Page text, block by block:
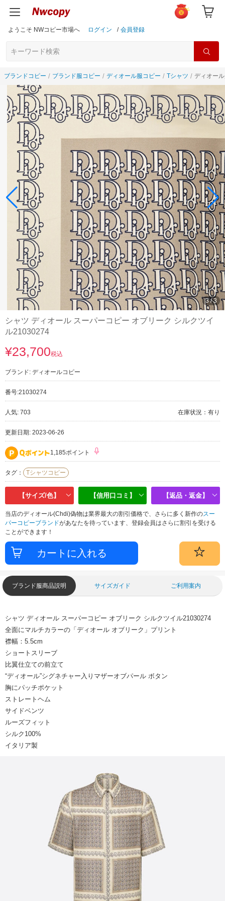
ようこそ NWコピー市場へ ログイン / 会員登録
ブランドコピー ブランド服コピー ディオール服コピー Tシャツ ディオー
3/3
シャツ ディオール スーパーコピー オブリーク シルクツイ
ル21030274
¥23,700税込
ブランド: ディオールコピー
番号:21030274
人気: 703 在庫状況：有り
更新日期: 2023-06-26
1,185ポイント
タグ： Tシャツコピー
【サイズ/色】 【信用口コミ】 【返品・返金】
当店のディオール(Chdi)偽物は業界最大の割引価格で、さらに多く新作のスー
パーコピーブランドがあなたを待っています、登録会員はさらに割引を受ける
ことができます！
ブランド服商品説明 サイズガイド ご利用案内
シャツ ディオール スーパーコピー オブリーク シルクツイル21030274
全面にマルチカラーの「ディオール オブリーク」プリント
襟幅：5.5cm
ショートスリーブ
比翼仕立ての前立て
“ディオール”シグネチャー入りマザーオブパール ボタン
胸にパッチポケット
ストレートヘム
サイドベンツ
ルーズフィット
シルク100%
イタリア製